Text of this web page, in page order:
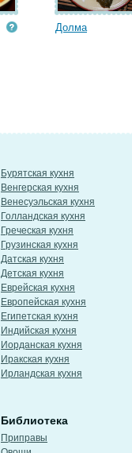
Долма
Бурятская кухня
Венгерская кухня
Венесуэльская кухня
Голландская кухня
Греческая кухня
Грузинская кухня
Датская кухня
Детская кухня
Еврейская кухня
Европейская кухня
Египетская кухня
Индийская кухня
Иорданская кухня
Иракская кухня
Ирландская кухня
Библиотека
Приправы